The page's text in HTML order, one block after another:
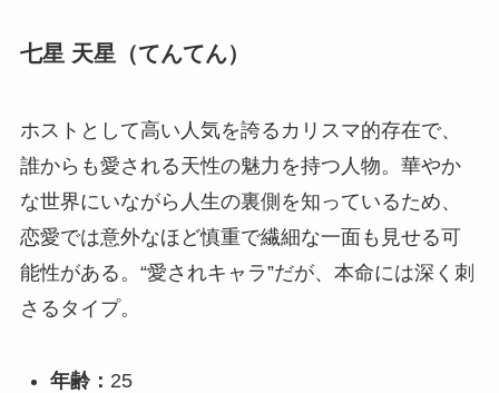
七星 天星（てんてん）
ホストとして高い人気を誇るカリスマ的存在で、
誰からも愛される天性の魅力を持つ人物。華やか
な世界にいながら人生の裏側を知っているため、
恋愛では意外なほど慎重で繊細な一面も見せる可
能性がある。“愛されキャラ”だが、本命には深く刺
さるタイプ。
年齢： 25